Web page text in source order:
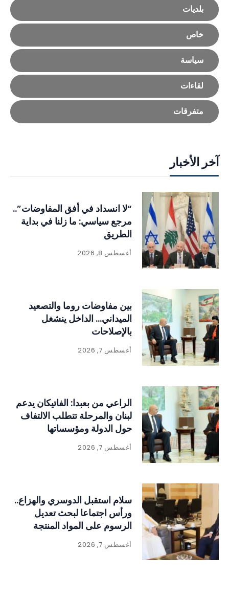
بلديات
خاص
سياسة
لقاءات
متفرقات
آخر الأخبار
“لا انسداد في أفق المفاوضات”..
مرجع سياسي: ما زلنا في بداية
الطريق
أغسطس 8, 2026
بين مفاوضات روما والتصعيد
الميداني… الداخل ينشغل
بالإصلاحات
أغسطس 7, 2026
الراعي من بعبدا: الفاتيكان يدعم
لبنان والمرحلة تتطلب الالتفاف
حول الدولة ومؤسساتها
أغسطس 7, 2026
سلام استقبل الدوسري والهزاع..
ورأس اجتماعا لبحث تعديل
الرسوم على المواد المنتجة
للنفايات
أغسطس 7, 2026